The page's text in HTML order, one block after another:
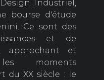
Industriel,
bourse d'étude
Ce sont des
et de
approchant et
les moments
du XX siècle : le